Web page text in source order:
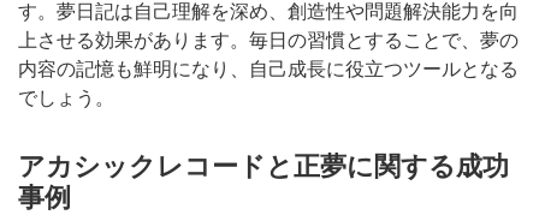
す。夢日記は自己理解を深め、創造性や問題解決能力を向
上させる効果があります。毎日の習慣とすることで、夢の
内容の記憶も鮮明になり、自己成長に役立つツールとなる
でしょう。
アカシックレコードと正夢に関する成功
事例